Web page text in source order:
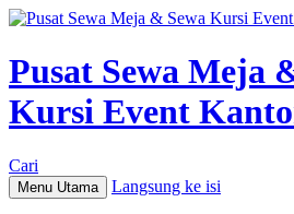
Pusat Sewa Meja
Kursi Event
Cari
Menu Utama Langsung ke isi